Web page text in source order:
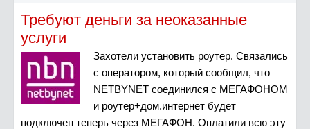
Требуют деньги за неоказанные
услуги
Захотели установить роутер. Связались
с оператором, который сообщил, что
NETBYNET соединился с МЕГАФОНОМ
и роутер+дом.интернет будет
подключен теперь через МЕГАФОН. Оплатили всю эту